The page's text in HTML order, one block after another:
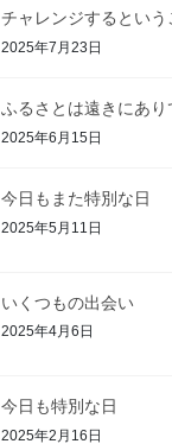
チャレンジするという
2025年7月23日
ふるさとは遠きにあり
2025年6月15日
今日もまた特別な日
2025年5月11日
いくつもの出会い
2025年4月6日
今日も特別な日
2025年2月16日